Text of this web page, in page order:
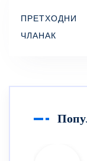
ПРЕТХОДНИ
ЧЛАНАК